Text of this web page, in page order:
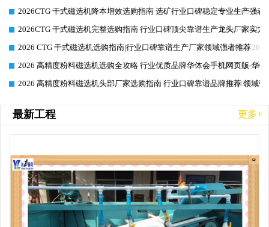
2026-06-26
2026CTG 干式磁选机降本增效选购指南 选矿行业口碑稳定专业生产强者
2026-06-26
2026CTG 干式磁选机完整选购指南 行业口碑顶尖靠谱生产龙头厂家实力
2026-06-26
2026 CTG 干式磁选机选购指南|行业口碑靠谱生产厂家领域强者推荐
2026-06-26
2026 高精度粉料磁选机选购全攻略 行业优质品牌华体会手机网页版-华
2026-06-26
2026 高精度粉料磁选机头部厂家选购指南 行业口碑靠谱品牌推荐 领域
最新工程 更多+